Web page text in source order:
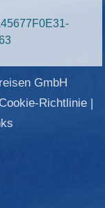
GmbH
Cookie-Richtlinie|